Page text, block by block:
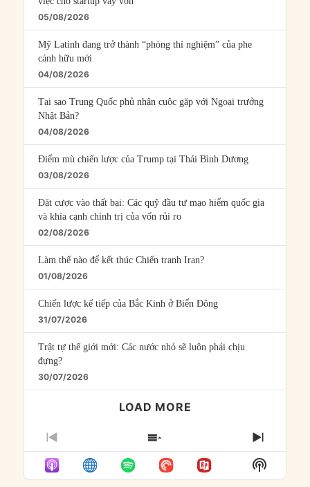
05/08/2026
Mỹ Latinh đang trở thành “phòng thí nghiệm” của phe
cánh hữu mới
04/08/2026
Tại sao Trung Quốc phủ nhận cuộc gặp với Ngoại trưởng
Nhật Bản?
04/08/2026
Điểm mù chiến lược của Trump tại Thái Bình Dương
03/08/2026
Đặt cược vào thất bại: Các quỹ đầu tư mạo hiểm quốc gia
và khía cạnh chính trị của vốn rủi ro
02/08/2026
Làm thế nào để kết thúc Chiến tranh Iran?
01/08/2026
Chiến lược kế tiếp của Bắc Kinh ở Biển Đông
31/07/2026
Trật tự thế giới mới: Các nước nhỏ sẽ luôn phải chịu
đựng?
30/07/2026
LOAD MORE
PREVIOUS
EPISODE
SHOW
EPISODES
LIST
NEXT
Show
Podcast